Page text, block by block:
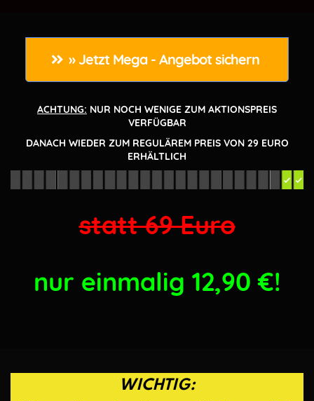
✅ Mit diesen Canva Methoden rockst Du die
✅ Durch den Zugang in unserem
Mitgliederbereich, bekommst Du noch viel
mehr Content Power (auch kostenfreier
» Jetzt Mega - Angebot sichern
ACHTUNG: NUR NOCH WENIGE ZUM AKTIONSPREIS
VERFÜGBAR
DANACH WIEDER ZUM REGULÄREM PREIS VON 29 EURO
ERHÄLTLICH
statt 69 Euro
nur einmalig 12,90€!
WICHTIG: